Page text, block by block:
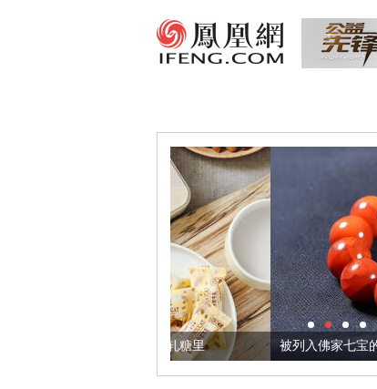
被列入佛家七宝的它到底有多美？